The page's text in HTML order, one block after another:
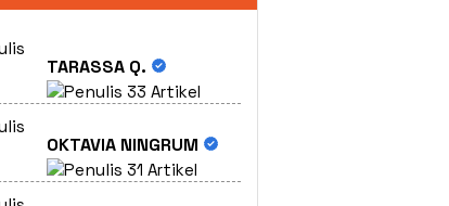
TARASSA Q.
33 Artikel
OKTAVIA NINGRUM
31 Artikel